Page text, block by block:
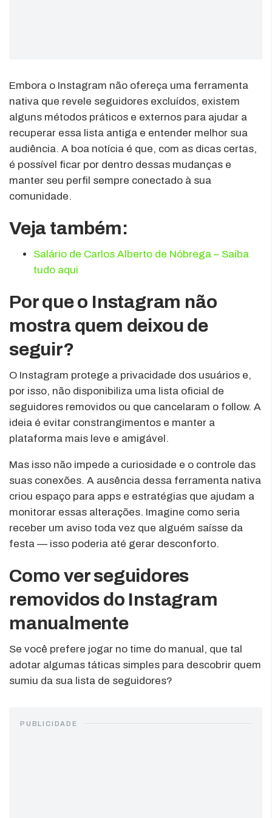
Embora o Instagram não ofereça uma ferramenta
nativa que revele seguidores excluídos, existem
alguns métodos práticos e externos para ajudar a
recuperar essa lista antiga e entender melhor sua
audiência. A boa notícia é que, com as dicas certas,
é possível ficar por dentro dessas mudanças e
manter seu perfil sempre conectado à sua
comunidade.
Veja também:
Salário de Carlos Alberto de Nóbrega – Saiba
tudo aqui
Por que o Instagram não
mostra quem deixou de
seguir?
O Instagram protege a privacidade dos usuários e,
por isso, não disponibiliza uma lista oficial de
seguidores removidos ou que cancelaram o follow. A
ideia é evitar constrangimentos e manter a
plataforma mais leve e amigável.
Mas isso não impede a curiosidade e o controle das
suas conexões. A ausência dessa ferramenta nativa
criou espaço para apps e estratégias que ajudam a
monitorar essas alterações. Imagine como seria
receber um aviso toda vez que alguém saísse da
festa — isso poderia até gerar desconforto.
Como ver seguidores
removidos do Instagram
manualmente
Se você prefere jogar no time do manual, que tal
adotar algumas táticas simples para descobrir quem
sumiu da sua lista de seguidores?
PUBLICIDADE